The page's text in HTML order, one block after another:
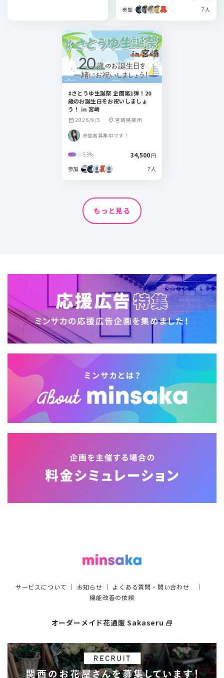
参加
7人
#さとうゆ生誕祭 企画第1弾！20
歳のお誕生日をお祝いしましょ
う！ in 宮崎
calendar_month 2026/9/5 location_on 宮崎県某所
参加者募集中です！
53% 34,500円
参加
7人
もっと見る
サービスについて ｜ お知らせ ｜ よくある質問・問い合わせ ｜
機能改善の依頼
オーダーメイド花通販 Sakaseru select_window